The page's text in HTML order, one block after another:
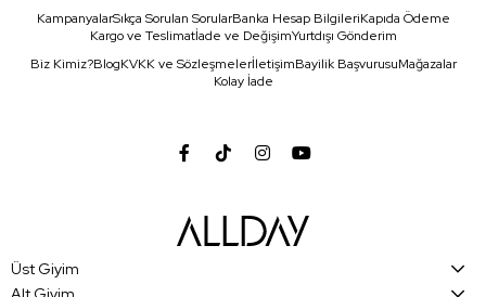
KampanyalarSıkça Sorulan SorularBanka Hesap BilgileriKapıda Ödeme
Kargo ve Teslimatİade ve DeğişimYurtdışı Gönderim
Biz Kimiz?BlogKVKK ve SözleşmelerİletişimBayilik BaşvurusuMağazalar
Kolay İade
Üst Giyim